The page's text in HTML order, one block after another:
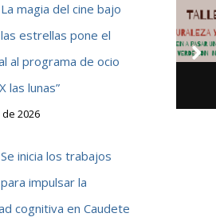
La magia del cine bajo
las estrellas pone el
al programa de ocio
las lunas”
2026
Se inicia los trabajos
para impulsar la
cognitiva en Caudete